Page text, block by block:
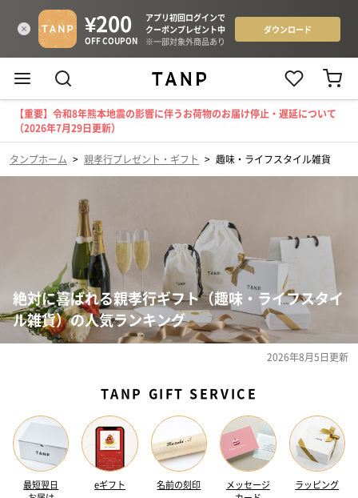
【重要】令和8年熊本地震の影響に伴うお荷物のお届け停止・遅延について
（2026年7月29日更新）
タンプホーム > 親孝行プレゼント・ギフト > 趣味・ライフスタイル雑貨
絶対に喜ばれる親孝行ギフト（趣味・ライフスタイ
ル雑貨）の人気ランキング
2026年8月5日更新
TANP GIFT SERVICE
最短翌日
eギフト 名前の刻印
メッセージ
ラッピング